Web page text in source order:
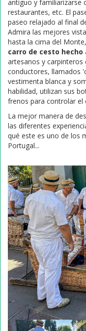
antiguo y familiarizarse
restaurantes, etc. El
paseo relajado al final
Admira las mejores
hasta la cima del
carro de cesto hecho
artesanos y carpinteros
conductores, llamados
vestimenta blanca y
habilidad, utilizan sus
frenos para controlar el
La mejor manera de
las diferentes
qué este es uno de los
Portugal...